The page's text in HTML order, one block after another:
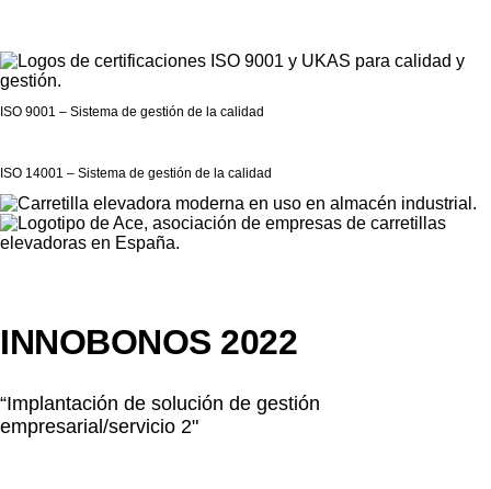
ISO 9001 – Sistema de gestión de la calidad
ISO 14001 – Sistema de gestión de la calidad
INNOBONOS 2022
“Implantación de solución de gestión
empresarial/servicio 2"